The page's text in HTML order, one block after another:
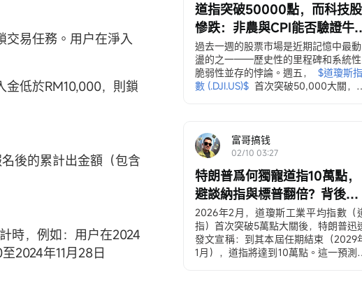
免責聲明
交易任務。用户在淨入
低於RM10,000，則鎖
後的累計出金額（包含
時，例如：用户在2024
2024年11月28日
道指突破50000點，而科技股
慘跌：非農與CPI能否驗證牛
的新領頭羊？
過去一週的股票市場是近期記憶中最動
盪的之一——歷史性的里程碑和系統性
脆弱性並存的悖論。週五，
$道瓊斯指
數 (.DJI.US)$ 首次突破50,000大關，
廣泛的拋售潮……
富哥搞钱
02/10 03:27
特朗普爲何獨寵道指10萬點，
避談納指與標普翻倍？背後三
大真相
2026年2月，道瓊斯工業平均指數（
指）首次突破5萬點大關後，特朗普迅
發文宣稱：到其本屆任期結束（2029
1月），道指將達到10萬點。這一預測